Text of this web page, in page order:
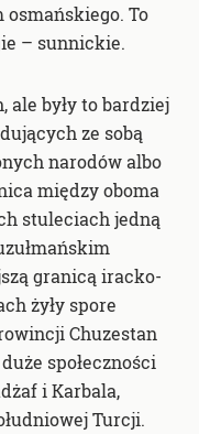
To
– sunnickie.
ale były to bardziej
ze sobą
narodów albo
między oboma
stuleciach jedną
granicą iracko-
żyły spore
Chuzestan
społeczności
i Karbala,
Turcji.